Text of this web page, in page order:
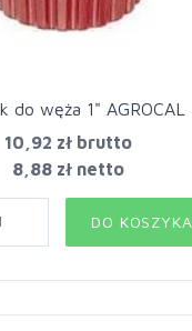
do węża 1" AGROCAL
10,92 złbrutto
8,88 zł netto
DO KOSZYKA